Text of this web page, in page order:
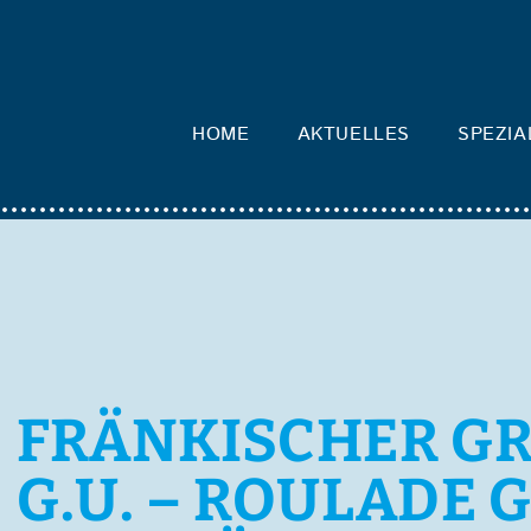
HOME AKTUELLES
FRÄNKISCHER
G.U. – ROULADE